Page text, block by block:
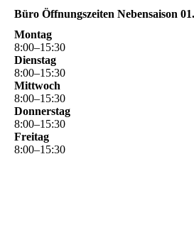
Büro Öffnungszeiten Nebensaison
Montag
8:00–15:30
Dienstag
8:00–15:30
Mittwoch
8:00–15:30
Donnerstag
8:00–15:30
Freitag
8:00–15:30